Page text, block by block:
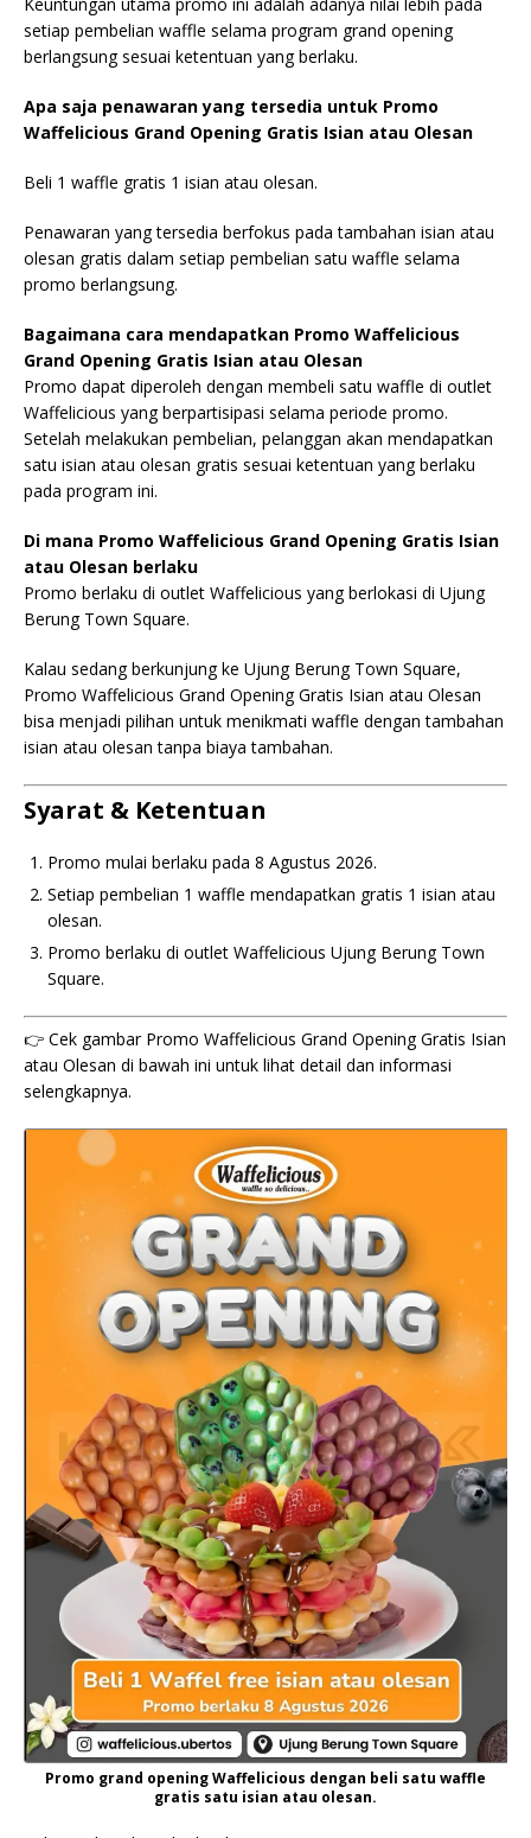
setiap pembelian waffle selama program grand opening
berlangsung sesuai ketentuan yang berlaku.
Apa saja penawaran yang tersedia untuk Promo
Waffelicious Grand Opening Gratis Isian atau Olesan
Beli 1 waffle gratis 1 isian atau olesan.
Penawaran yang tersedia berfokus pada tambahan isian atau
olesan gratis dalam setiap pembelian satu waffle selama
promo berlangsung.
Bagaimana cara mendapatkan Promo Waffelicious
Grand Opening Gratis Isian atau Olesan
Promo dapat diperoleh dengan membeli satu waffle di outlet
Waffelicious yang berpartisipasi selama periode promo.
Setelah melakukan pembelian, pelanggan akan mendapatkan
satu isian atau olesan gratis sesuai ketentuan yang berlaku
pada program ini.
Di mana Promo Waffelicious Grand Opening Gratis Isian
atau Olesan berlaku
Promo berlaku di outlet Waffelicious yang berlokasi di Ujung
Berung Town Square.
Kalau sedang berkunjung ke Ujung Berung Town Square,
Promo Waffelicious Grand Opening Gratis Isian atau Olesan
bisa menjadi pilihan untuk menikmati waffle dengan tambahan
isian atau olesan tanpa biaya tambahan.
Syarat & Ketentuan
Promo mulai berlaku pada 8 Agustus 2026.
Setiap pembelian 1 waffle mendapatkan gratis 1 isian atau
olesan.
Promo berlaku di outlet Waffelicious Ujung Berung Town
Square.
👉 Cek gambar Promo Waffelicious Grand Opening Gratis Isian
atau Olesan di bawah ini untuk lihat detail dan informasi
selengkapnya.
Promo grand opening Waffelicious dengan beli satu waffle
gratis satu isian atau olesan.